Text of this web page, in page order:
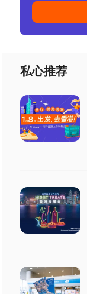
私心推荐